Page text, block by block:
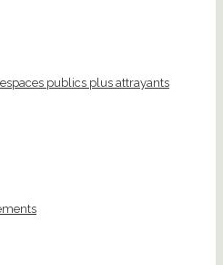
publics plus attrayants